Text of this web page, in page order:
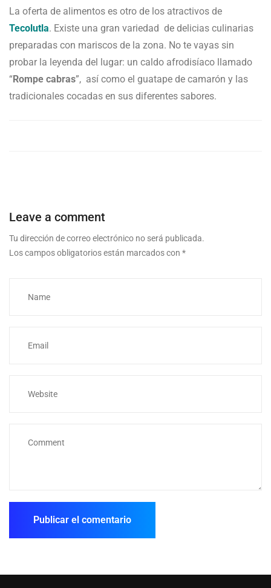
La oferta de alimentos es otro de los atractivos de
Tecolutla. Existe una gran variedad de delicias culinarias
preparadas con mariscos de la zona. No te vayas sin
probar la leyenda del lugar: un caldo afrodisíaco llamado
“Rompe cabras”, así como el guatape de camarón y las
tradicionales cocadas en sus diferentes sabores.
Leave a comment
Tu dirección de correo electrónico no será publicada.
Los campos obligatorios están marcados con *